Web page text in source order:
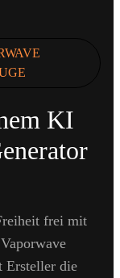
KI
frei mit
Ersteller die